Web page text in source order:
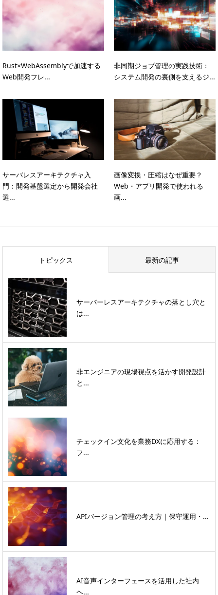
Rust×WebAssemblyで加速する
Web開発フレ...
非同期ジョブ管理の実践技術：
システム開発の裏側を支えるジ...
サーバレスアーキテクチャ入
門：開発基盤選定から開発会社
選...
画像変換・圧縮はなぜ重要？
Web・アプリ開発で使われる
画...
トピックス 最新の記事
サーバーレスアーキテクチャの落とし穴と
は...
非エンジニアの現場視点を活かす開発設計
と...
チェックイン文化を業務DXに応用する：
フ...
APIバージョン管理の考え方｜保守運用・...
AI音声インターフェースを活用した社内
ヘ...